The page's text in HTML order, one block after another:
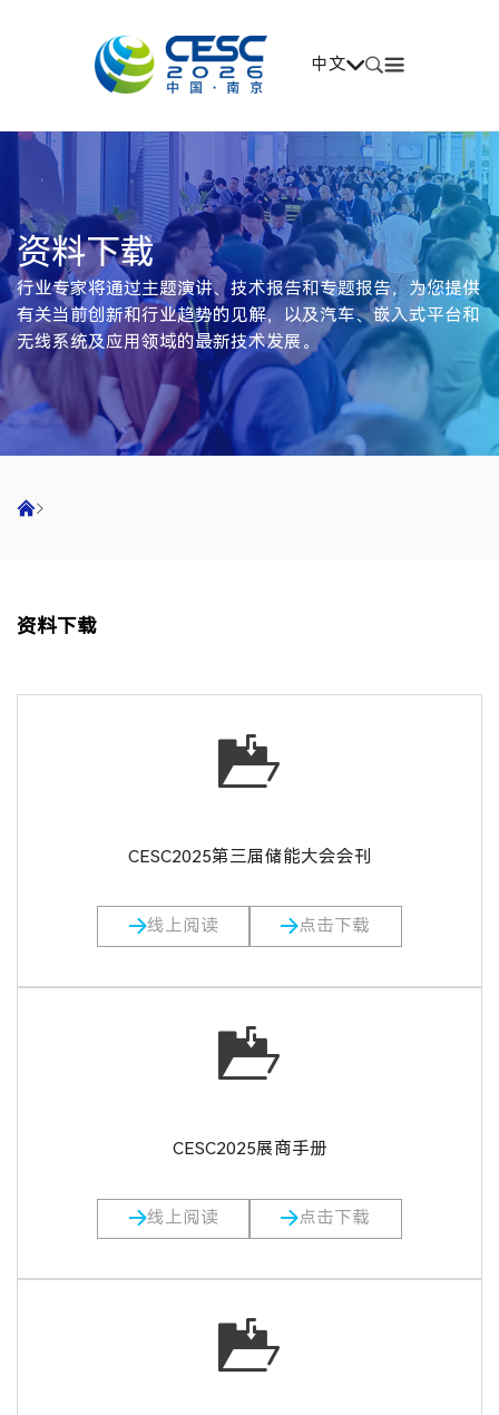
中文
资料下载
行业专家将通过主题演讲、技术报告和专题报告，为您提供
有关当前创新和行业趋势的见解，以及汽车、嵌入式平台和
无线系统及应用领域的最新技术发展。
资料下载
CESC2025第三届储能大会会刊
线上阅读 点击下载
CESC2025展商手册
线上阅读 点击下载